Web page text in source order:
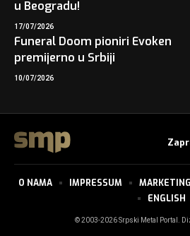
u Beogradu!
17/07/2026
Funeral Doom pioniri Evoken
premijerno u Srbiji
10/07/2026
© 2003-2026 Srpski Metal Portal.
O NAMA IMPRESSUM MARKETING
ENGLISH